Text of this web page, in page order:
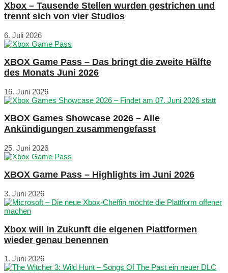
Xbox – Tausende Stellen wurden gestrichen und
trennt sich von vier Studios
6. Juli 2026
XBOX Game Pass – Das bringt die zweite Hälfte
des Monats Juni 2026
16. Juni 2026
XBOX Games Showcase 2026 – Alle
Ankündigungen zusammengefasst
25. Juni 2026
XBOX Game Pass – Highlights im Juni 2026
3. Juni 2026
Xbox will in Zukunft die eigenen Plattformen
wieder genau benennen
1. Juni 2026